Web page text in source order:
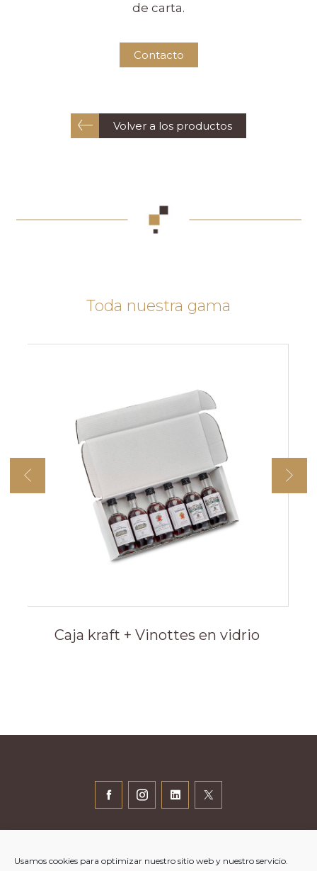
Usamos cookies para optimizar nuestro sitio web y nuestro servicio.
de carta.
Contacto
Volver a los productos
Toda nuestra gama
Caja kraft + Vinottes en vidrio
+33 (0)9 86 44 14 14